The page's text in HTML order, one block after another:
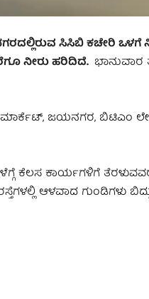
ಸಿಸಿಬಿ ಕಚೇರಿ ಒಳಗೆ
ನೀರು ಹರಿದಿದೆ. ಭಾನುವಾರ
ಜಯನಗರ, ಬಿಟಿಎಂ
ಕಾರ್ಯಗಳಿಗೆ ತೆರಳುವವರು
ಆಳವಾದ ಗುಂಡಿಗಳು